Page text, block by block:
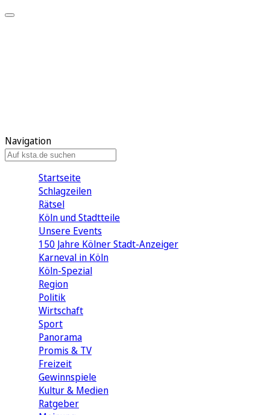
Navigation
Startseite
Schlagzeilen
Rätsel
Köln und Stadtteile
Unsere Events
150 Jahre Kölner Stadt-Anzeiger
Karneval in Köln
Köln-Spezial
Region
Politik
Wirtschaft
Sport
Panorama
Promis & TV
Freizeit
Gewinnspiele
Kultur & Medien
Ratgeber